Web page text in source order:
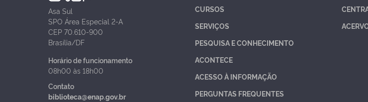
Asa Sul
SPO Área Especial 2-A
CEP 70.610-900
Brasília/DF
Horário de funcionamento
08h00 às 18h00
Contato
biblioteca@enap.gov.br
CURSOS
SERVIÇOS
PESQUISA E CONHECIMENTO
ACONTECE
ACESSO À INFORMAÇÃO
PERGUNTAS FREQUENTES